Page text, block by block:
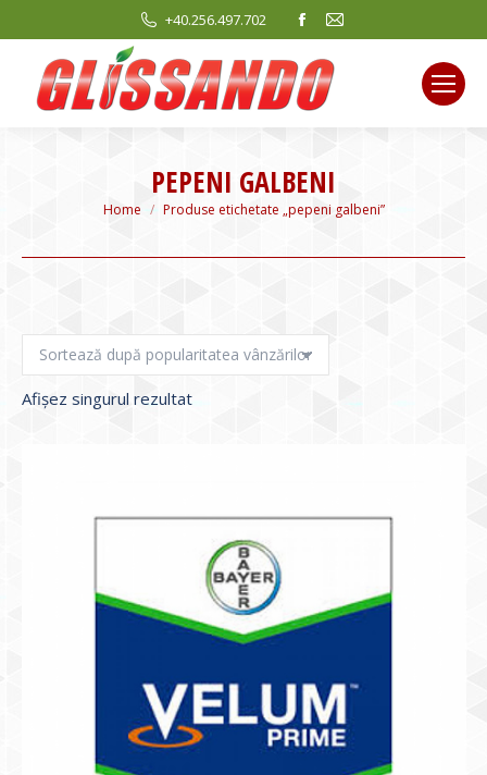
+40.256.497.702
Facebook
opens
in
new
Mail
new
PEPENI GALBENI
You are here:
Home Produse etichetate „pepeni galbeni”
Afișez singurul rezultat